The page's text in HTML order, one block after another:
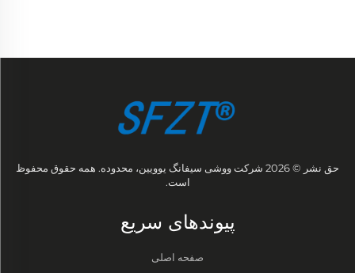
حق نشر © 2026 شرکت ووشی سیفانگ یوویین، محدوده. همه حقوق محفوظ
است.
پیوند‌های سریع
صفحه اصلی